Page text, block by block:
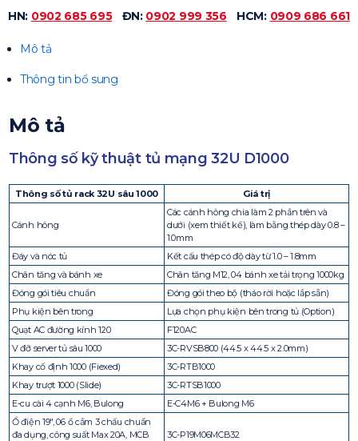
HN: 0902 685 695 ĐN: 0902 999 356 HCM: 0909 686 661
Mô tả
Thông tin bổ sung
Mô tả
Thông số kỹ thuật tủ mạng 32U D1000
Thông số tủ rack 32U sâu 1000 Giá trị
Cánh hông
Các cánh hông chia làm 2 phần trên và
dưới (xem thiết kế), làm bằng thép dày 0.8 –
1.0mm
Đáy và nóc tủ
Kết cấu thép có độ dày từ 1.0 – 1.8mm
Chân tăng và bánh xe
Chân tăng M12, 04 bánh xe tải trọng 1000kg
Đóng gói tiêu chuẩn
Đóng gói theo bộ (tháo rời hoặc lắp sẵn)
Phụ kiện bên trong
Lựa chọn phụ kiện bên trong tủ (Option)
Quạt AC đường kính 120
F120AC
V đỡ server tủ sâu 1000
3C-RVSB800 (44.5 x 44.5 x 2.0mm)
Khay cố định 1000 (Fiexed)
3C-RTB1000
Khay trượt 1000 (Slide)
3C-RTSB1000
E-cu cài 4 cạnh M6, Bulong
E-C4M6 + Bulong M6
Ổ điện 19″, 06 ổ cắm 3 chấu chuẩn
đa dụng, công suất Max 20A, MCB
3C-P19M06MCB32